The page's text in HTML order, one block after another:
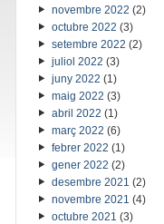
novembre 2022 (2)
octubre 2022 (3)
setembre 2022 (2)
juliol 2022 (3)
juny 2022 (1)
maig 2022 (3)
abril 2022 (1)
març 2022 (6)
febrer 2022 (1)
gener 2022 (2)
desembre 2021 (2)
novembre 2021 (4)
octubre 2021 (3)